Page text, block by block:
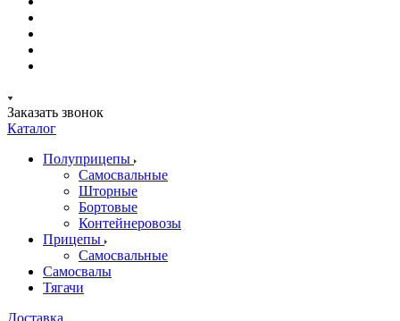
Заказать звонок
Каталог
Полуприцепы
Самосвальные
Шторные
Бортовые
Контейнеровозы
Прицепы
Самосвальные
Самосвалы
Тягачи
Доставка